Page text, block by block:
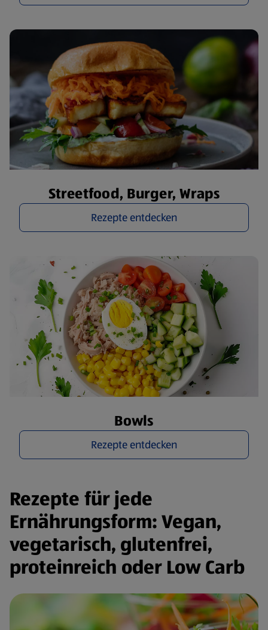
Streetfood, Burger, Wraps
Rezepte entdecken
Bowls
Rezepte entdecken
Rezepte für jede
Ernährungsform: Vegan,
vegetarisch, glutenfrei,
proteinreich oder Low Carb